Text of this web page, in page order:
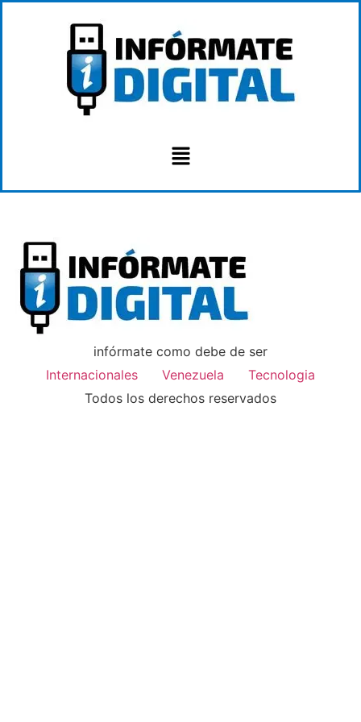
infórmate como debe de ser
Internacionales
Venezuela
Tecnologia
Todos los derechos reservados